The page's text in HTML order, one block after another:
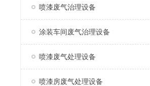
喷漆废气治理设备
涂装车间废气治理设备
喷漆废气处理设备
喷漆房废气处理设备